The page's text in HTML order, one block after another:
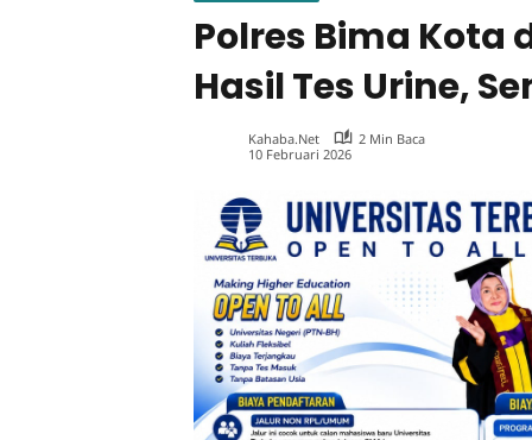
Polres Bima Kota
Hasil Tes Urine,
Kahaba.net
2 Min Baca
10 Februari 2026